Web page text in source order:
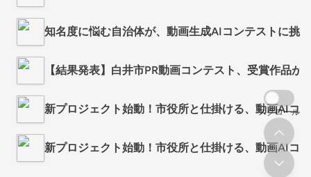
知名度に悩む自治体が、動画生成AIコンテストに挑
【結果発表】白井市PR動画コンテスト、受賞作品が
新プロジェクト始動！市役所と仕掛ける、動画AIコ
新プロジェクト始動！市役所と仕掛ける、動画AIコ
スクロール